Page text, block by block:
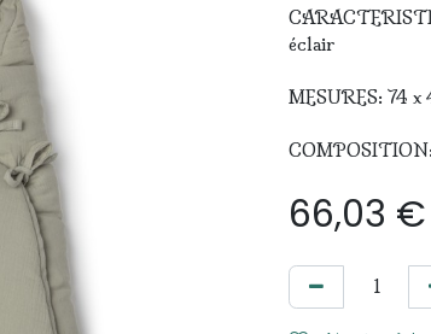
éclair
MESURES: 74 x
66,03 €